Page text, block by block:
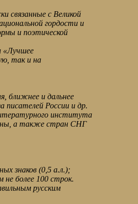
связанные с Великой
гордости и
и поэтической
«Лучшее
так и на
ближнее и дальнее
писателей России и др.
института
а также стран СНГ
знаков (0,5 а.л.);
более 100 строк.
русским